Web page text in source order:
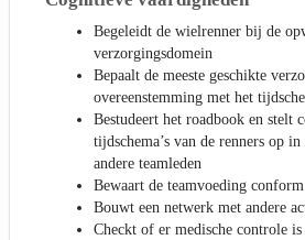
Begeleidt de wielrenner bij de
verzorgingsdomein
Bepaalt de meeste geschikte
overeenstemming met het
Bestudeert het roadbook en stelt
tijdschema’s van de renners op in
andere teamleden
Bewaart de teamvoeding
Bouwt een netwerk met andere
Checkt of er medische controle